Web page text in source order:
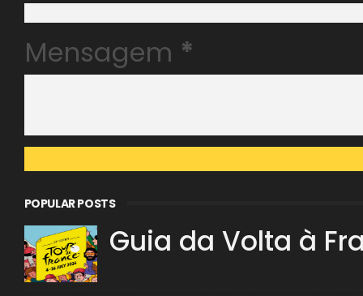
Mensagem *
POPULAR POSTS
Guia da Volta à